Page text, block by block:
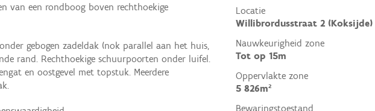
Locatie
Willibrordusstraat 2 (Koksijde)
Nauwkeurigheid zone
Tot op 15m
Oppervlakte zone
5 826m²
Bewaringstoestand
van een rondboog boven rechthoekige
gebogen zadeldak (nok parallel aan het huis,
rand. Rechthoekige schuurpoorten onder luifel.
en oostgevel met topstuk. Meerdere